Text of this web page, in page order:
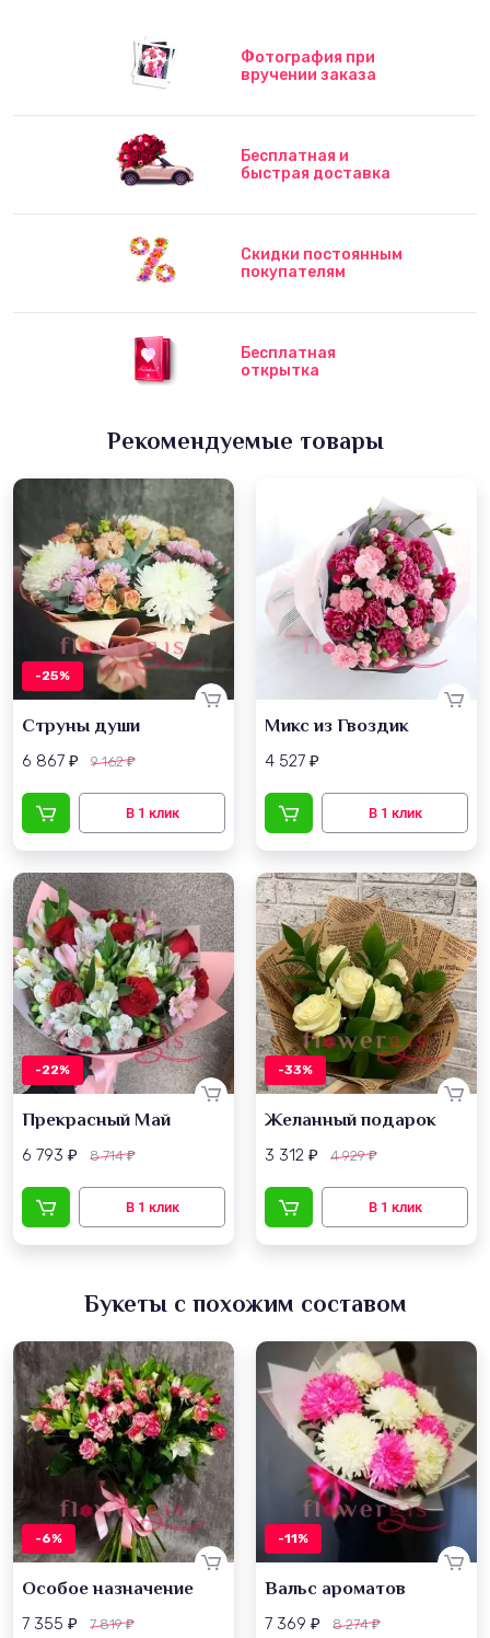
Фотография при
вручении заказа
Бесплатная и
быстрая доставка
Скидки постоянным
покупателям
Бесплатная
открытка
Рекомендуемые товары
-25%
Струны души
6 867 ₽ 9 162₽
Микс из Гвоздик
4 527 ₽
-22%
Прекрасный Май
6 793 ₽ 8 714₽
-33%
Желанный подарок
3 312 ₽ 4 929₽
Букеты с похожим составом
-6%
Особое назначение
7 355 ₽ 7 819₽
-11%
Вальс ароматов
7 369 ₽ 8 274₽